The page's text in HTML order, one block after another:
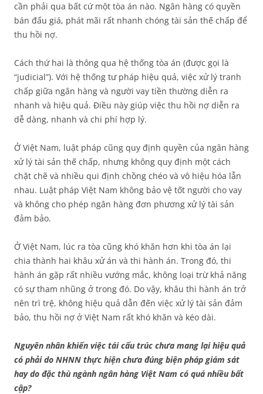
cần phải qua bất cứ một tòa án nào. Ngân hàng có quyền
bán đấu giá, phát mãi rất nhanh chóng tài sản thế chấp để
thu hồi nợ.
Cách thứ hai là thông qua hệ thống tòa án (được gọi là
“judicial”). Với hệ thống tư pháp hiệu quả, việc xử lý tranh
chấp giữa ngân hàng và người vay tiền thường diễn ra
nhanh và hiệu quả. Điều này giúp việc thu hồi nợ diễn ra
dễ dàng, nhanh và chi phí hợp lý.
Ở Việt Nam, luật pháp cũng quy định quyền của ngân hàng
xử lý tài sản thế chấp, nhưng không quy định một cách
chặt chẽ và nhiều qui định chồng chéo và vô hiệu hóa lẫn
nhau. Luật pháp Việt Nam không bảo vệ tốt người cho vay
và không cho phép ngân hàng đơn phương xử lý tài sản
đảm bảo.
Ở Việt Nam, lúc ra tòa cũng khó khăn hơn khi tòa án lại
chia thành hai khâu xử án và thi hành án. Trong đó, thi
hành án gặp rất nhiều vướng mắc, không loại trừ khả năng
có sự tham nhũng ở trong đó. Do vậy, khâu thi hành án trở
nên trì trệ, không hiệu quả dẫn đến việc xử lý tài sản đảm
bảo, thu hồi nợ ở Việt Nam rất khó khăn và kéo dài.
Nguyên nhân khiến việc tái cấu trúc chưa mang lại hiệu quả
có phải do NHNN thực hiện chưa đúng biện pháp giám sát
hay do đặc thù ngành ngân hàng Việt Nam có quá nhiều bất
cập?